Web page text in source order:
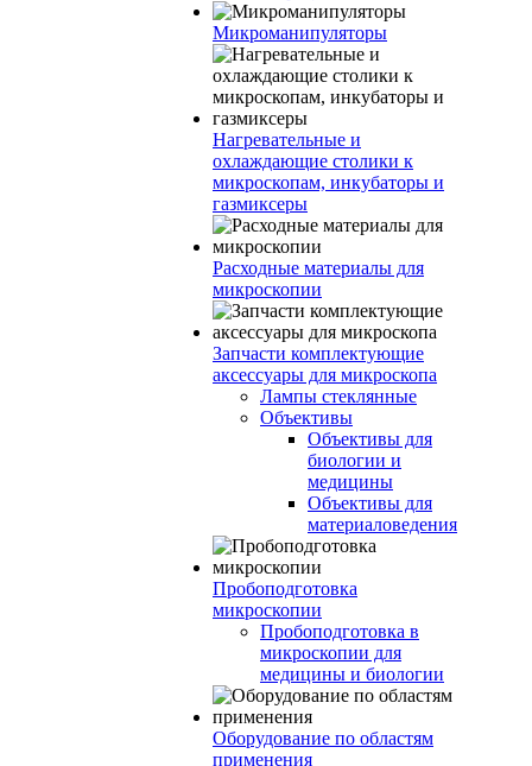
Микроманипуляторы
Нагревательные и
охлаждающие столики к
микроскопам, инкубаторы и
газмиксеры
Расходные материалы для
микроскопии
Запчасти комплектующие
аксессуары для микроскопа
Лампы стеклянные
Объективы
Объективы для
биологии и
медицины
Объективы для
материаловедения
Пробоподготовка
микроскопии
Пробоподготовка в
микроскопии для
медицины и биологии
Оборудование по областям
применения